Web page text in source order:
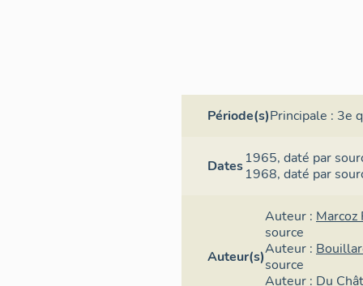
Période(s)Principale : 3e
Dates1965,daté par
1968,daté par
Auteur(s)
Auteur :
source
Auteur :
source
Auteur : Du